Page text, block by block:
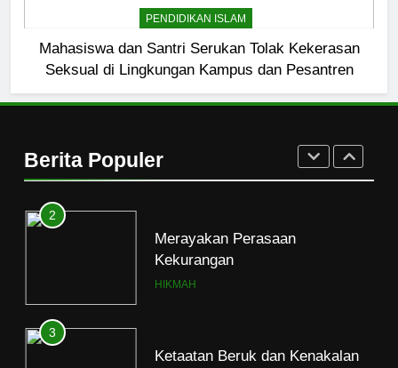
PENDIDIKAN ISLAM
Mahasiswa dan Santri Serukan Tolak Kekerasan
Seksual di Lingkungan Kampus dan Pesantren
Berita Populer
Etika Buruk Kaum “Bangsawan”
1
Terancam dan Tipuan Diri
HIKMAH
2
Merayakan Perasaan
Kekurangan
HIKMAH
3
Ketaatan Beruk dan Kenakalan